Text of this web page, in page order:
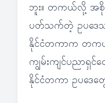
ဘူး။ တကယ်လို့ အစိုး
ပတ်သက်တဲ့ ဥပဒေသ
နိုင်ငံတကာက တက
ကျွမ်းကျင်ပညာရှ
နိုင်ငံတကာ ဥပဒေ